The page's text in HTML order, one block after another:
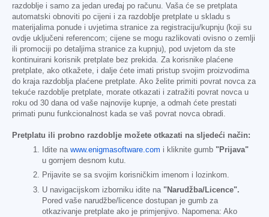
razdoblje i samo za jedan uređaj po računu. Vaša će se pretplata
automatski obnoviti po cijeni i za razdoblje pretplate u skladu s
materijalima ponude i uvjetima stranice za registraciju/kupnju (koji su
ovdje uključeni referencom; cijene se mogu razlikovati ovisno o zemlji
ili promociji po detaljima stranice za kupnju), pod uvjetom da ste
kontinuirani korisnik pretplate bez prekida. Za korisnike plaćene
pretplate, ako otkažete, i dalje ćete imati pristup svojim proizvodima
do kraja razdoblja plaćene pretplate. Ako želite primiti povrat novca za
tekuće razdoblje pretplate, morate otkazati i zatražiti povrat novca u
roku od 30 dana od vaše najnovije kupnje, a odmah ćete prestati
primati punu funkcionalnost kada se vaš povrat novca obradi.
Pretplatu ili probno razdoblje možete otkazati na sljedeći način:
Idite na www.enigmasoftware.com i kliknite gumb "Prijava"
u gornjem desnom kutu.
Prijavite se sa svojim korisničkim imenom i lozinkom.
U navigacijskom izborniku idite na "Narudžba/Licence".
Pored vaše narudžbe/licence dostupan je gumb za
otkazivanje pretplate ako je primjenjivo. Napomena: Ako